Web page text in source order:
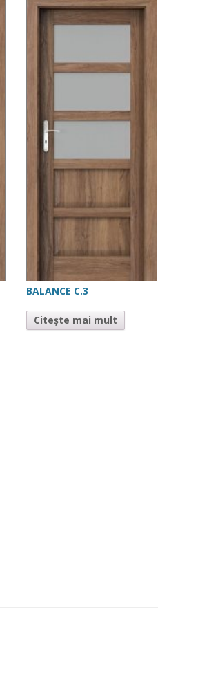
BALANCE C.3
Citește mai mult